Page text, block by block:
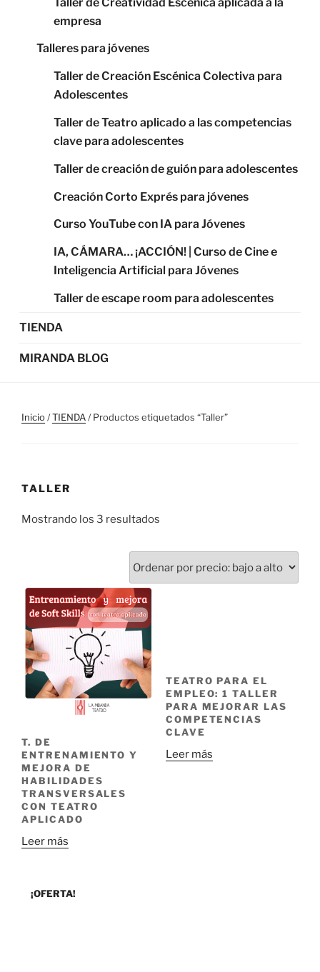
empresa
Talleres para jóvenes
Taller de Creación Escénica Colectiva para
Adolescentes
Taller de Teatro aplicado a las competencias
clave para adolescentes
Taller de creación de guión para adolescentes
Creación Corto Exprés para jóvenes
Curso YouTube con IA para Jóvenes
IA, CÁMARA… ¡ACCIÓN! | Curso de Cine e
Inteligencia Artificial para Jóvenes
Taller de escape room para adolescentes
TIENDA
MIRANDA BLOG
Inicio/TIENDA/ Productos etiquetados “Taller”
TALLER
Mostrando los 3 resultados
T. DE
ENTRENAMIENTO Y
MEJORA DE
HABILIDADES
TRANSVERSALES
CON TEATRO
APLICADO
Leer más
TEATRO PARA EL
EMPLEO: 1 TALLER
PARA MEJORAR LAS
COMPETENCIAS
CLAVE
Leer más
¡OFERTA!